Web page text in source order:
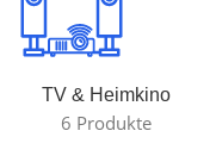
TV & Heimkino
6 Produkte